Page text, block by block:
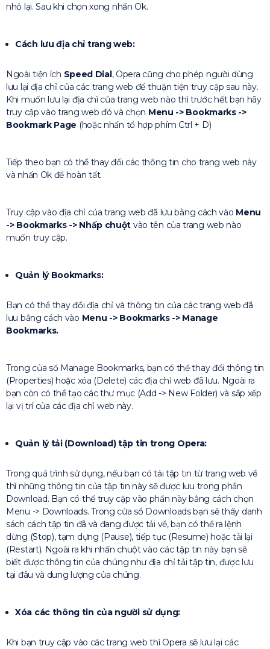
nhỏ lại. Sau khi chọn xong nhấn Ok.
Cách lưu địa chỉ trang web:
Ngoài tiện ích Speed Dial, Opera cũng cho phép người dùng
lưu lại địa chỉ của các trang web để thuận tiện truy cập sau này.
Khi muốn lưu lại địa chì của trang web nào thì trước hết bạn hãy
truy cập vào trang web đó và chọn Menu -> Bookmarks ->
Bookmark Page (hoặc nhấn tổ hợp phím Ctrl + D)
Tiếp theo bạn có thể thay đổi các thông tin cho trang web này
và nhấn Ok để hoàn tất.
Truy cập vào địa chỉ của trang web đã lưu bằng cách vào Menu
-> Bookmarks -> Nhấp chuột vào tên của trang web nào
muốn truy cập.
Quản lý Bookmarks:
Bạn có thể thay đổi địa chỉ và thông tin của các trang web đã
lưu bằng cách vào Menu -> Bookmarks -> Manage
Bookmarks.
Trong của sổ Manage Bookmarks, bạn có thể thay đổi thông tin
(Properties) hoặc xóa (Delete) các địa chỉ web đã lưu. Ngoài ra
bạn còn có thể tạo các thư mục (Add -> New Folder) và sắp xếp
lại vị trí của các địa chỉ web này.
Quản lý tải (Download) tập tin trong Opera:
Trong quá trình sử dụng, nếu bạn có tải tập tin từ trang web về
thì những thông tin của tập tin này sẽ được lưu trong phần
Download. Bạn có thể truy cập vào phần này bằng cách chọn
Menu -> Downloads. Trong cửa sổ Downloads bạn sẽ thấy danh
sách cách tập tin đã và đang được tải về, bạn có thể ra lệnh
dừng (Stop), tạm dựng (Pause), tiếp tục (Resume) hoặc tải lại
(Restart). Ngoài ra khi nhấn chuột vào các tập tin này bạn sẽ
biết được thông tin của chúng như địa chỉ tải tập tin, được lưu
tại đâu và dung lượng của chúng.
Xóa các thông tin của người sử dụng:
Khi bạn truy cập vào các trang web thì Opera sẽ lưu lại các